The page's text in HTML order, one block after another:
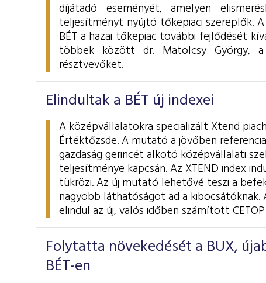
díjátadó eseményét, amelyen
teljesítményt nyújtó tőkepiaci szereplők.
BÉT a hazai tőkepiac további fejlődését
többek között dr. Matolcsy György,
résztvevőket.
Elindultak a BÉT új indexei
A középvállalatokra specializált Xtend
Értéktőzsde. A mutató a jövőben
gazdaság gerincét alkotó középvállalati
teljesítménye kapcsán. Az XTEND index
tükrözi. Az új mutató lehetővé teszi a
nagyobb láthatóságot ad a
elindul az új, valós időben számított
Folytatta növekedését a BUX,
BÉT-en